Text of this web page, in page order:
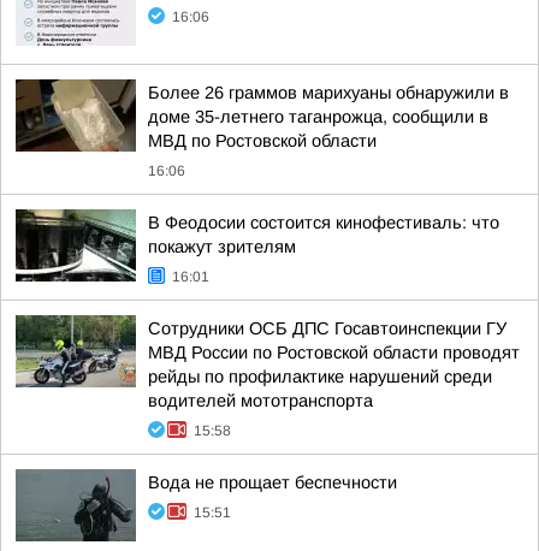
16:06
Более 26 граммов марихуаны обнаружили в
доме 35-летнего таганрожца, сообщили в
МВД по Ростовской области
16:06
В Феодосии состоится кинофестиваль: что
покажут зрителям
16:01
Сотрудники ОСБ ДПС Госавтоинспекции ГУ
МВД России по Ростовской области проводят
рейды по профилактике нарушений среди
водителей мототранспорта
15:58
Вода не прощает беспечности
15:51